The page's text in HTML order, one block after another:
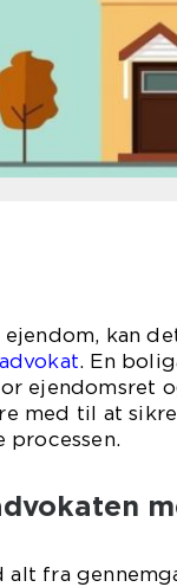
kan
. En
ejendomsret
med til at
fra